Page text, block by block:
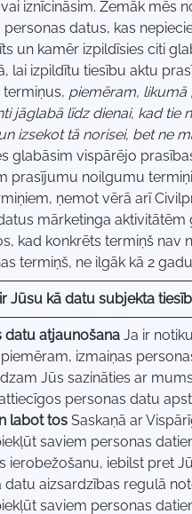
iznīcināsim. Zemāk mēs
personas datus, kas
un kamēr izpildīsies citi
lai izpildītu tiesību aktu
piemēram, likumā
jāglabā līdz dienai, kad tie
izsekot tā norisei, bet ne
glabāsim vispārējo
prasījumu noilgumu
ņemot vērā arī
mārketinga
kad konkrēts termiņš nav
termiņš, ne ilgāk kā 2
Jūsu kā datu subjekta
datu atjaunošana Ja ir
izmaiņas
Jūs sazināties ar
personas datu
labot tos Saskaņā ar
saviem personas
ierobežošanu, iebilst pret
datu aizsardzības regulā
saviem personas